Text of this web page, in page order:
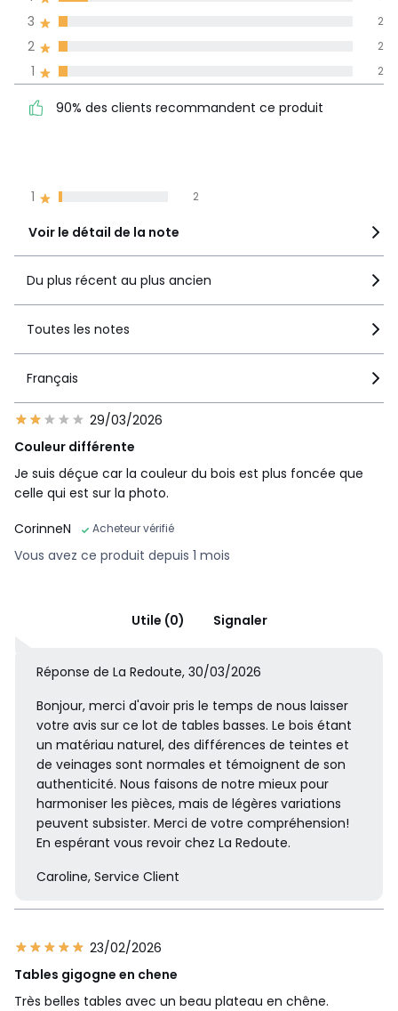
1 2
4
recommandent ce produit
Voir le détail de la note
1 2
2 2
3 2
90% des clients recommandent ce produit
Du plus récent au plus ancien
Toutes les notes
Français
29/03/2026
Couleur différente
Je suis déçue car la couleur du bois est plus foncée que
celle qui est sur la photo.
CorinneN
Acheteur vérifié
Vous avez ce produit depuis 1 mois
Utile (0) Signaler
Réponse de La Redoute, 30/03/2026
Bonjour, merci d'avoir pris le temps de nous laisser
votre avis sur ce lot de tables basses. Le bois étant
un matériau naturel, des différences de teintes et
de veinages sont normales et témoignent de son
authenticité. Nous faisons de notre mieux pour
harmoniser les pièces, mais de légères variations
peuvent subsister. Merci de votre compréhension!
En espérant vous revoir chez La Redoute.
Caroline, Service Client
23/02/2026
Tables gigogne en chene
Très belles tables avec un beau plateau en chêne.